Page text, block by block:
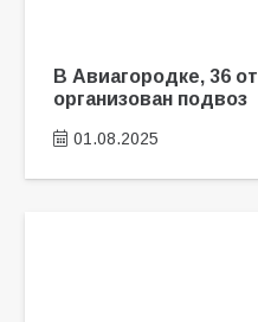
В Авиагородке, 36
организован подвоз
01.08.2025